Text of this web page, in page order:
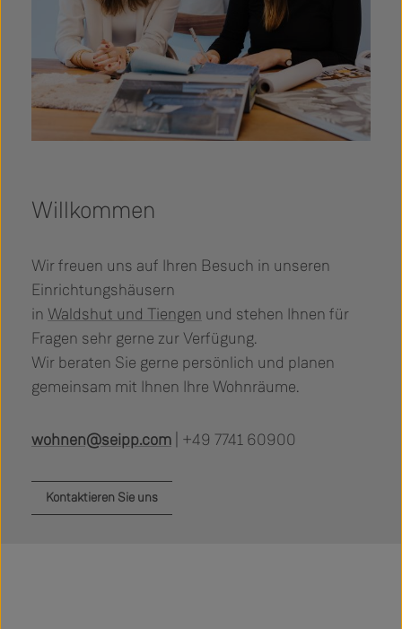
Willkommen
Wir freuen uns auf Ihren Besuch in unseren
Einrichtungshäusern
in Waldshut und Tiengen und stehen Ihnen für
Fragen sehr gerne zur Verfügung.
Wir beraten Sie gerne persönlich und planen
gemeinsam mit Ihnen Ihre Wohnräume.
wohnen@seipp.com | +49 7741 60900
Kontaktieren Sie uns